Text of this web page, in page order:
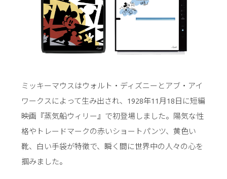
ミッキーマウスはウォルト・ディズニーとアブ・アイ
ワークスによって生み出され、1928年11月18日に短編
映画『蒸気船ウィリー』で初登場しました。陽気な性
格やトレードマークの赤いショートパンツ、黄色い
靴、白い手袋が特徴で、瞬く間に世界中の人々の心を
掴みました。